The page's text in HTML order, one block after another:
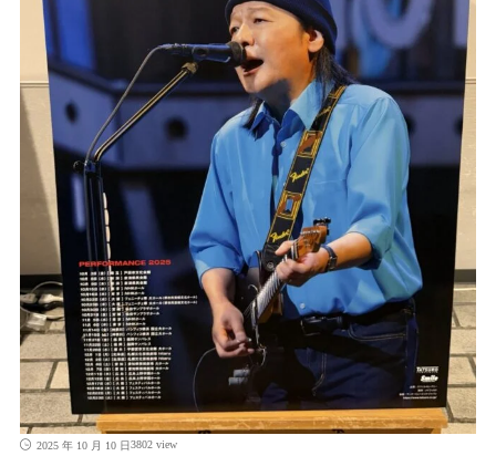
2025 年 10 月 10 日3802 view